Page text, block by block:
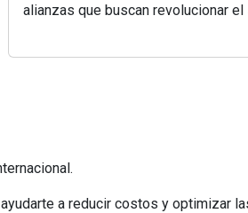
alianzas que buscan revolucionar el
a reducir costos y optimizar